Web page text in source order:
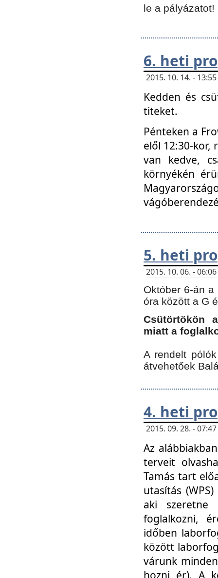
le a pályázatot!
6. heti
2015. 10. 14. -
Kedden és
titeket.
Pénteken a
elől 12:30-kor,
van kedve,
környékén
5. heti
2015. 10. 06. -
Október 6-án
óra között a G
Csütörtökön
miatt a
A rendelt
átvehetőek
4. heti
2015. 09. 28. -
Az
terveit
Tamás tart
utasítás
aki szeretne
foglalkozni,
időben
között
várunk
hozni ér). A